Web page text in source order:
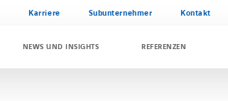
Karriere Subunternehmer Kontakt
NEWS UND INSIGHTS REFERENZEN